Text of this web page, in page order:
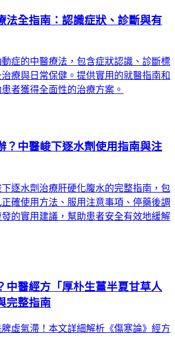
法全指南：認識症狀、診斷與有
症的中醫療法，包含症狀認識、診斷標
療與日常保健。提供實用的就醫指南和
者獲得全面性的治療方案。
？中醫峻下逐水劑使用指南與注
逐水劑治療肝硬化腹水的完整指南，包
確使用方法、服用注意事項、停藥後調
的實用建議，幫助患者安全有效地緩解
中醫經方「厚朴生薑半夏甘草人
完整指南
虛氣滯！本文詳細解析《傷寒論》經方